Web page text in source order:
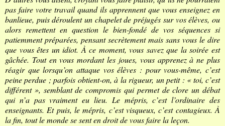
pas faire votre travail quand ils apprennent que vous enseignez en
banlieue, puis déroulent un chapelet de préjugés sur vos élèves, ou
alors remettent en question le bien-fondé de vos séquences si
patiemment préparées, pensant secrètement mais sans vous le dire
que vous êtes un idiot. À ce moment, vous savez que la soirée est
gâchée. Tout en vous mordant les joues, vous apprenez à ne plus
réagir que lorsqu’on attaque vos élèves : pour vous-même, c’est
peine perdue ; parfois obtient-on, à la rigueur, un petit : « toi, c’est
différent », semblant de compromis qui permet de clore un débat
qui n’a pas vraiment eu lieu. Le mépris, c’est l’ordinaire des
enseignants. Et puis, le mépris, c’est visqueux, c’est contagieux. À
la fin, tout le monde se sent en droit de vous faire la leçon.